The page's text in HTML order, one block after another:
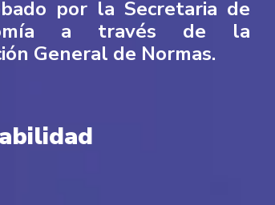
por la Secretaria de
a través de la
General de Normas.